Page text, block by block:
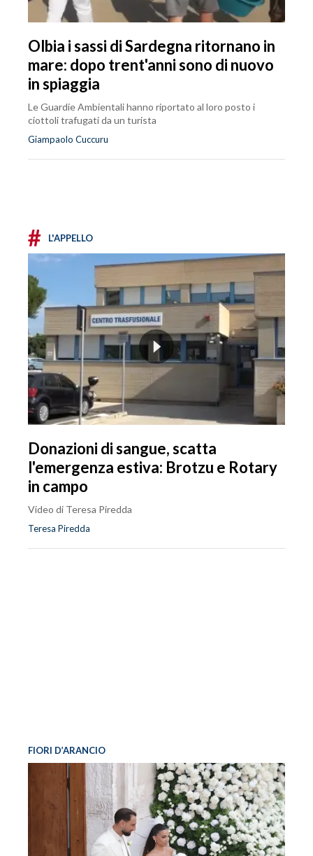
Olbia i sassi di Sardegna ritornano in
mare: dopo trent'anni sono di nuovo
in spiaggia
Le Guardie Ambientali hanno riportato al loro posto i
ciottoli trafugati da un turista
Giampaolo Cuccuru
# L'APPELLO
Donazioni di sangue, scatta
l'emergenza estiva: Brotzu e Rotary
in campo
Video di Teresa Piredda
Teresa Piredda
FIORI D’ARANCIO